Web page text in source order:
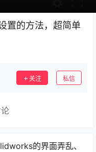
置的方法，超简单
关注 私信
的界面弄乱、